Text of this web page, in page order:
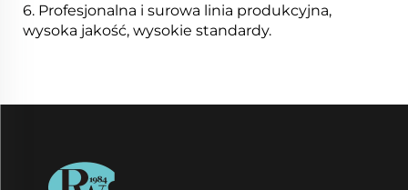
6. Profesjonalna i surowa linia produkcyjna,
wysoka jakość, wysokie standardy.